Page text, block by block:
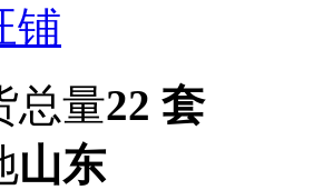
铺
总量22 套
山东